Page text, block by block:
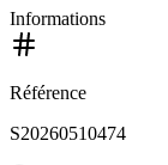
Informations
Référence
S20260510474